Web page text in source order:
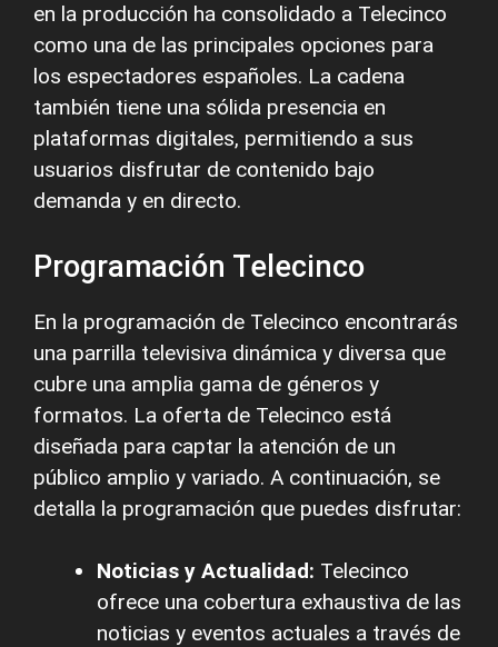
en la producción ha consolidado a Telecinco
como una de las principales opciones para
los espectadores españoles. La cadena
también tiene una sólida presencia en
plataformas digitales, permitiendo a sus
usuarios disfrutar de contenido bajo
demanda y en directo.
Programación Telecinco
En la programación de Telecinco encontrarás
una parrilla televisiva dinámica y diversa que
cubre una amplia gama de géneros y
formatos. La oferta de Telecinco está
diseñada para captar la atención de un
público amplio y variado. A continuación, se
detalla la programación que puedes disfrutar:
Noticias y Actualidad: Telecinco
ofrece una cobertura exhaustiva de las
noticias y eventos actuales a través de